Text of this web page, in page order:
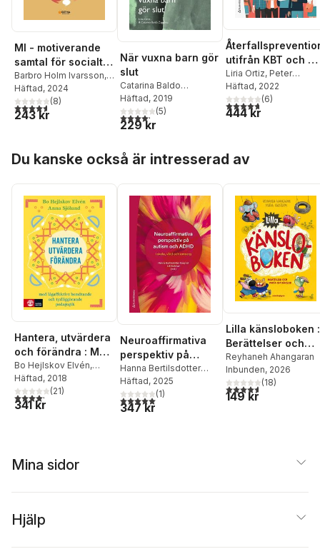
MI - motiverande
samtal för socialt
arbete : praktisk
handbok för socialt
arbete
Barbro Holm Ivarsson,
Liria Ortiz,Peter
Wirbing
Häftad, 2024
4,6utav 5 stjärnor. Totalt antal röster:
(8)
243 kr
När vuxna barn gör
slut
Catarina Baldo
Zagadou,Liria Ortiz
Häftad, 2019
4,2utav 5 stjärnor. Totalt antal röster:
(5)
229 kr
utifrån KBT och
vid problem med
alkohol och
narkotika
Liria Ortiz, Peter
Wirbing
Häftad, 2022
4,7utav 5 stjärnor.
(6)
444 kr
Du kanske också är intresserad av
Hantera, utvärdera
och förändra : Med
lågaffektivt
bemötande och
tydliggöra
Bo Hejlskov Elvén,
Anna Sjölund
Häftad, 2018
4,2utav 5 stjärnor. Totalt antal röster:
(21)
341 kr
Neuroaffirmativa
perspektiv på
autism och ADHD - i
skola, vård och
omsorg
Hanna Bertilsdotter
Rosqvist,Lill Hultman
Mika Hagerlid
Hedlund
Häftad, 2025
5,0utav 5 stjärnor. Totalt antal röster:
(1)
347 kr
Lilla känsloboken :
Berättelser och
fakta om känslor
Reyhaneh Ahangaran
Inbunden, 2026
4,6utav 5 stjärnor.
(18)
149 kr
Mina sidor
Hjälp